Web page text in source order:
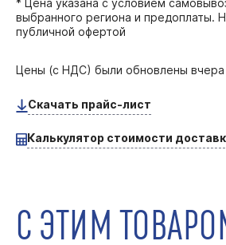
выбранного региона и предоплаты.
публичной офертой
Цены (с НДС) были обновлены
Скачать прайс-лист
Калькулятор стоимости
С ЭТИМ